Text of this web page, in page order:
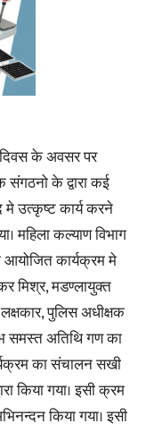
दिवस के अवसर पर
के द्वारा कई
उत्कृष्ट कार्य करने
महिला कल्याण विभाग
आयोजित कार्यक्रम मे
मिश्र, मडण्लायुक्त
पुलिस अधीक्षक
समस्त अतिथि गण का
का संचालन सखी
किया गया। इसी क्रम
किया गया। इसी